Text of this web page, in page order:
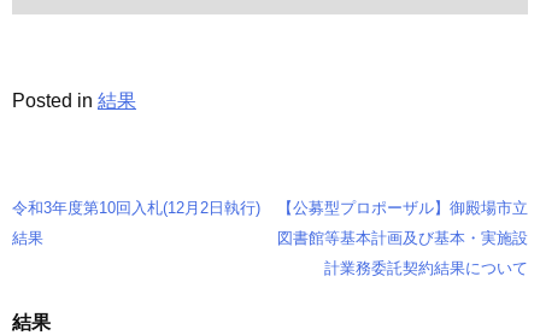
Posted in 結果
投
令和3年度第10回入札(12月2日執行)
結果
【公募型プロポーザル】御殿場市立
図書館等基本計画及び基本・実施設
計業務委託契約結果について
結果